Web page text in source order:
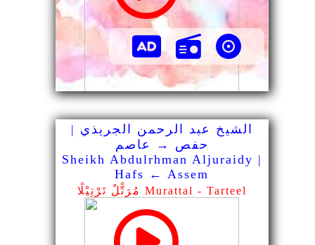
الشيخ عبد الرحمن الجريذي |
حفص → عاصم
Sheikh Abdulrhman Aljuraidy |
Hafs ← Assem
مُرَتًّلٌ تَرْتِيْلًا Murattal - Tarteel